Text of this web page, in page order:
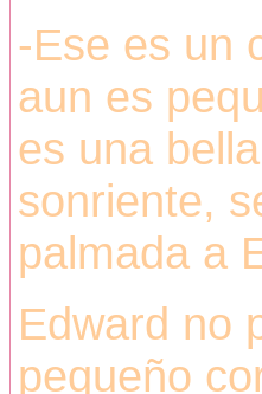
-Ese es un
aun es
es una
sonriente,
palmada a
Edward no
pequeño